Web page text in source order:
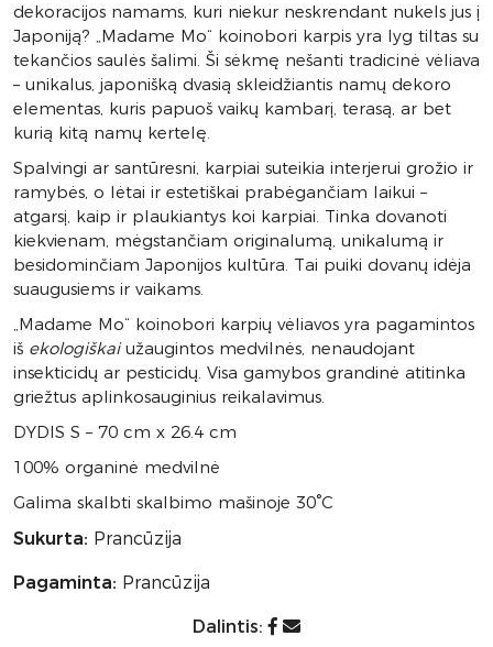
dekoracijos namams, kuri niekur neskrendant nukels jus į
Japoniją? „Madame Mo“ koinobori karpis yra lyg tiltas su
tekančios saulės šalimi. Ši sėkmę nešanti tradicinė vėliava
– unikalus, japonišką dvasią skleidžiantis namų dekoro
elementas, kuris papuoš vaikų kambarį, terasą, ar bet
kurią kitą namų kertelę.
Spalvingi ar santūresni, karpiai suteikia interjerui grožio ir
ramybės, o lėtai ir estetiškai prabėgančiam laikui –
atgarsį, kaip ir plaukiantys koi karpiai. Tinka dovanoti
kiekvienam, mėgstančiam originalumą, unikalumą ir
besidominčiam Japonijos kultūra. Tai puiki dovanų idėja
suaugusiems ir vaikams.
„Madame Mo“ koinobori karpių vėliavos yra pagamintos
iš ekologiškaiužaugintos medvilnės, nenaudojant
insekticidų ar pesticidų. Visa gamybos grandinė atitinka
griežtus aplinkosauginius reikalavimus.
DYDIS S – 70 cm x 26.4 cm
100% organinė medvilnė
Galima skalbti skalbimo mašinoje 30°C
Sukurta: Prancūzija
Pagaminta: Prancūzija
Dalintis: